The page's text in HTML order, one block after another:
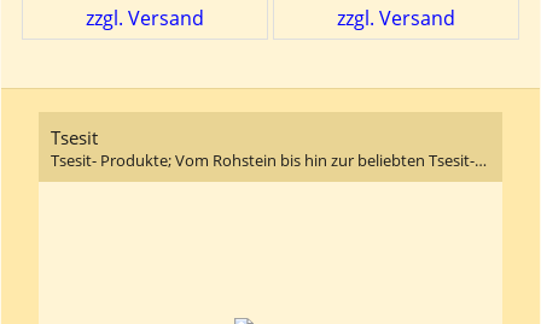
zzgl. Versand zzgl. Versand
Tsesit
Tsesit- Produkte; Vom Rohstein bis hin zur beliebten Tsesit- Creme